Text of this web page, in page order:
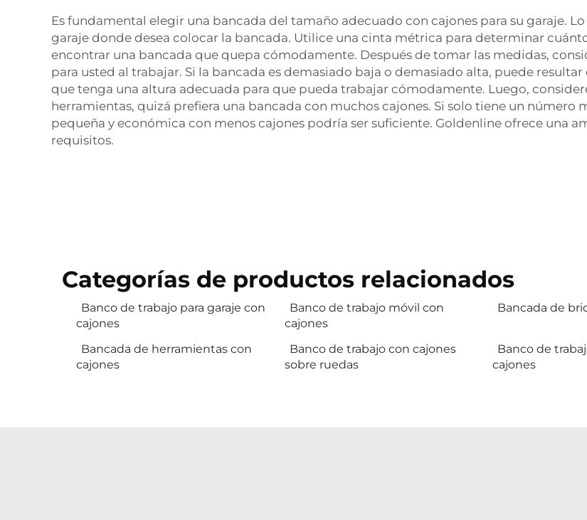
Es fundamental elegir una bancada del tamaño adecuado con cajones para su garaje.
garaje donde desea colocar la bancada. Utilice una cinta métrica para determinar
encontrar una bancada que quepa cómodamente. Después de tomar las medidas,
para usted al trabajar. Si la bancada es demasiado baja o demasiado alta, puede
que tenga una altura adecuada para que pueda trabajar cómodamente. Luego,
herramientas, quizá prefiera una bancada con muchos cajones. Si solo tiene un
pequeña y económica con menos cajones podría ser suficiente. Goldenline ofrece una
requisitos.
Categorías de productos relacionados
Banco de trabajo para garaje con
cajones
Banco de trabajo móvil con
cajones
Bancada de
Bancada de herramientas con
cajones
Banco de trabajo con cajones
sobre ruedas
Banco de
cajones